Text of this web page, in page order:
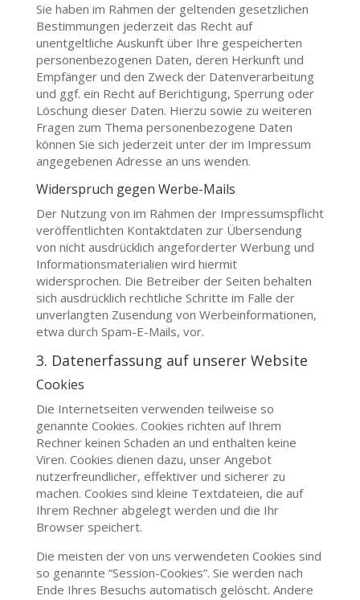
Sie haben im Rahmen der geltenden gesetzlichen
Bestimmungen jederzeit das Recht auf
unentgeltliche Auskunft über Ihre gespeicherten
personenbezogenen Daten, deren Herkunft und
Empfänger und den Zweck der Datenverarbeitung
und ggf. ein Recht auf Berichtigung, Sperrung oder
Löschung dieser Daten. Hierzu sowie zu weiteren
Fragen zum Thema personenbezogene Daten
können Sie sich jederzeit unter der im Impressum
angegebenen Adresse an uns wenden.
Widerspruch gegen Werbe-Mails
Der Nutzung von im Rahmen der Impressumspflicht
veröffentlichten Kontaktdaten zur Übersendung
von nicht ausdrücklich angeforderter Werbung und
Informationsmaterialien wird hiermit
widersprochen. Die Betreiber der Seiten behalten
sich ausdrücklich rechtliche Schritte im Falle der
unverlangten Zusendung von Werbeinformationen,
etwa durch Spam-E-Mails, vor.
3. Datenerfassung auf unserer Website
Cookies
Die Internetseiten verwenden teilweise so
genannte Cookies. Cookies richten auf Ihrem
Rechner keinen Schaden an und enthalten keine
Viren. Cookies dienen dazu, unser Angebot
nutzerfreundlicher, effektiver und sicherer zu
machen. Cookies sind kleine Textdateien, die auf
Ihrem Rechner abgelegt werden und die Ihr
Browser speichert.
Die meisten der von uns verwendeten Cookies sind
so genannte “Session-Cookies”. Sie werden nach
Ende Ihres Besuchs automatisch gelöscht. Andere